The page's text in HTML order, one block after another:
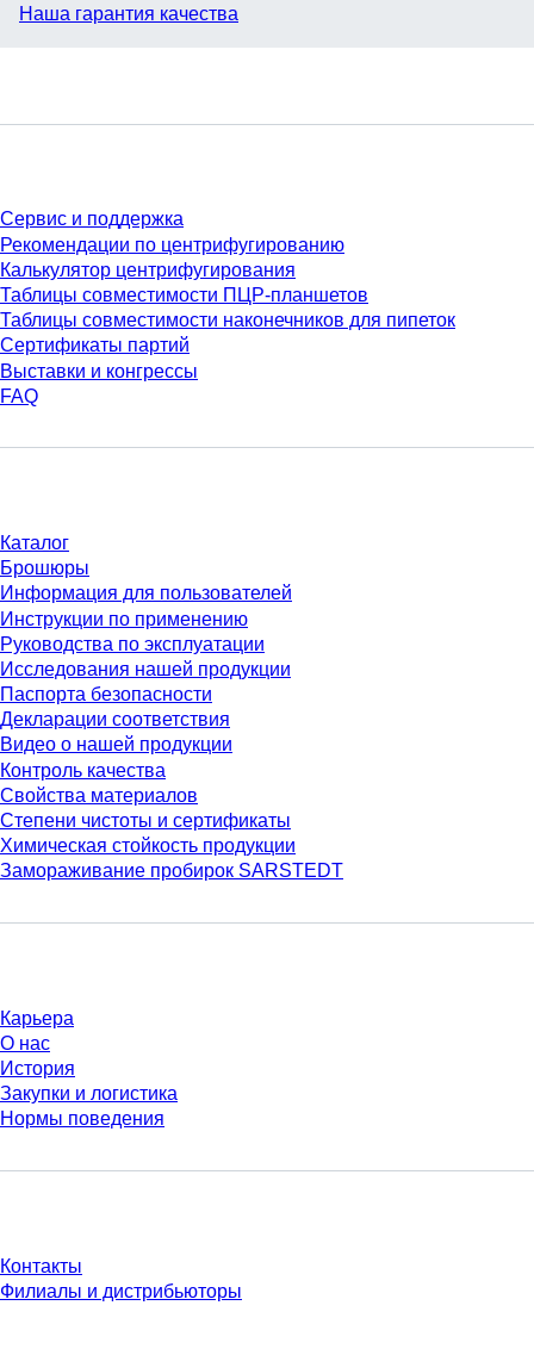
Наша гарантия качества
Сервис и поддержка
Рекомендации по центрифугированию
Калькулятор центрифугирования
Таблицы совместимости ПЦР-планшетов
Таблицы совместимости наконечников для пипеток
Сертификаты партий
Выставки и конгрессы
FAQ
Каталог
Брошюры
Информация для пользователей
Инструкции по применению
Руководства по эксплуатации
Исследования нашей продукции
Паспорта безопасности
Декларации соответствия
Видео о нашей продукции
Контроль качества
Свойства материалов
Степени чистоты и сертификаты
Химическая стойкость продукции
Замораживание пробирок SARSTEDT
Карьера
О нас
История
Закупки и логистика
Нормы поведения
Контакты
Филиалы и дистрибьюторы